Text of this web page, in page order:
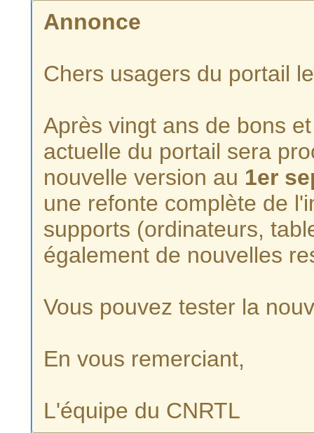
Annonce
Chers usagers du portail
Après vingt ans de bons
actuelle du portail sera
nouvelle version au 1er
une refonte complète de
supports (ordinateurs,
également de nouvelles
Vous pouvez tester la
En vous remerciant,
L'équipe du CNRTL